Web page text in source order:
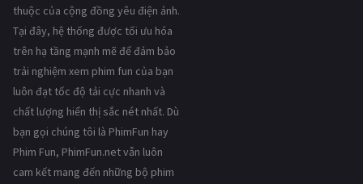
thuộc của cộng đồng yêu điện ảnh.
Tại đây, hệ thống được tối ưu hóa
trên hạ tầng mạnh mẽ để đảm bảo
trải nghiệm xem phim fun của bạn
luôn đạt tốc độ tải cực nhanh và
chất lượng hiển thị sắc nét nhất. Dù
bạn gọi chúng tôi là PhimFun hay
Phim Fun, PhimFun.net vẫn luôn
cam kết mang đến những bộ phim